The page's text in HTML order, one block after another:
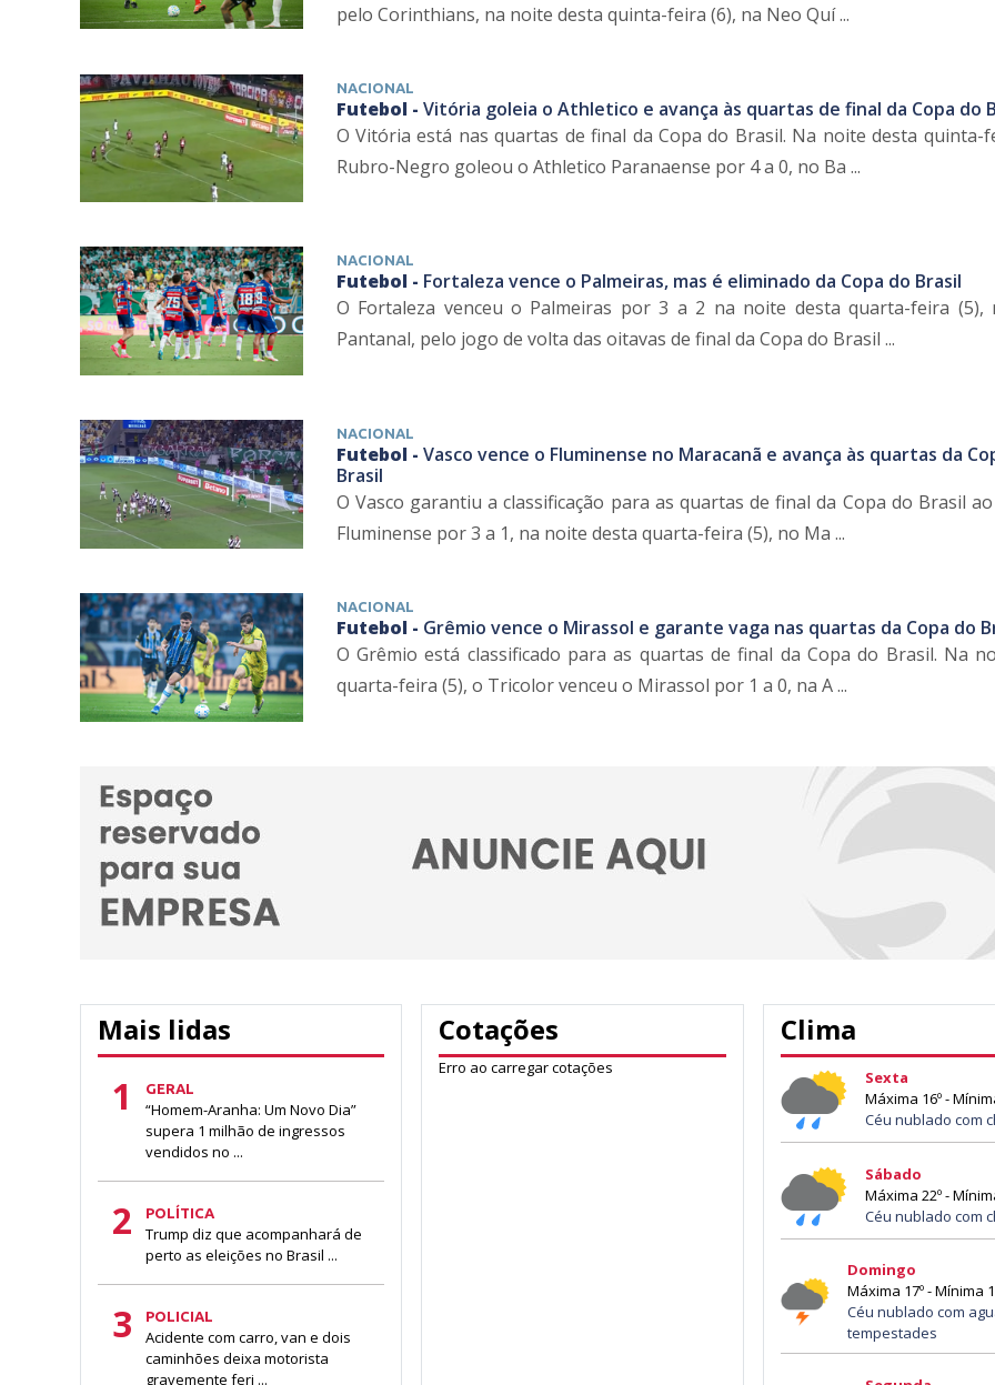
pelo Corinthians, na noite desta quinta-feira (6), na Neo Quí ...
NACIONAL
Futebol - Vitória goleia o Athletico e avança às quartas de final da Copa do
O Vitória está nas quartas de final da Copa do Brasil. Na noite desta quinta-
Rubro-Negro goleou o Athletico Paranaense por 4 a 0, no Ba ...
NACIONAL
Futebol - Fortaleza vence o Palmeiras, mas é eliminado da Copa do Brasil
O Fortaleza venceu o Palmeiras por 3 a 2 na noite desta quarta-feira (5),
Pantanal, pelo jogo de volta das oitavas de final da Copa do Brasil ...
NACIONAL
Futebol - Vasco vence o Fluminense no Maracanã e avança às quartas da
Brasil
O Vasco garantiu a classificação para as quartas de final da Copa do Brasil
Fluminense por 3 a 1, na noite desta quarta-feira (5), no Ma ...
NACIONAL
Futebol - Grêmio vence o Mirassol e garante vaga nas quartas da Copa do
O Grêmio está classificado para as quartas de final da Copa do Brasil. Na
quarta-feira (5), o Tricolor venceu o Mirassol por 1 a 0, na A ...
Mais lidas
1 GERAL
“Homem-Aranha: Um Novo Dia”
supera 1 milhão de ingressos
vendidos no ...
2 POLÍTICA
Trump diz que acompanhará de
perto as eleições no Brasil ...
3 POLICIAL
Acidente com carro, van e dois
caminhões deixa motorista
gravemente feri ...
Cotações
Erro ao carregar cotações
Clima
Sexta
Máxima 16º -
Céu nublado com
Sábado
Máxima 22º -
Céu nublado com
Domingo
Máxima 17º - Mínima
Céu nublado com
tempestades